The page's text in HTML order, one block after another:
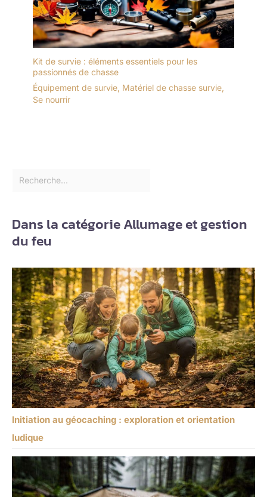
Kit de survie : éléments essentiels pour les
passionnés de chasse
Équipement de survie, Matériel de chasse survie,
Se nourrir
Dans la catégorie Allumage et gestion
du feu
Initiation au géocaching : exploration et orientation
ludique